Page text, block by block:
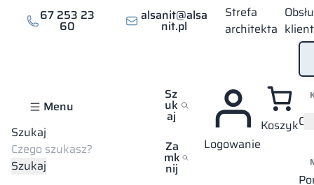
67 253 23
60
alsanit@alsa
nit.pl
Strefa
architekta
Menu
Szukaj
Szukaj
Sz
uk
aj
Za
mk
nij
Logowanie
Koszyk
Mapa wszystkich realizacji